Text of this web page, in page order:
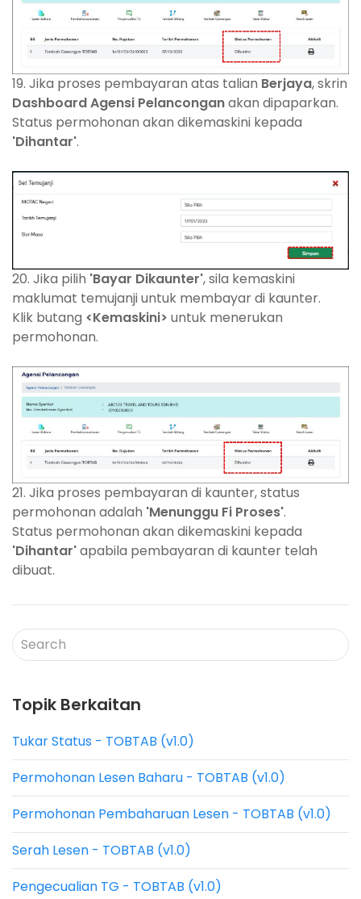
19. Jika proses pembayaran atas talian Berjaya, skrin
Dashboard Agensi Pelanconganakan dipaparkan.
Status permohonan akan dikemaskini kepada
'Dihantar'.
20. Jika pilih 'Bayar Dikaunter', sila kemaskini
maklumat temujanji untuk membayar di kaunter.
Klik butang <Kemaskini> untuk menerukan
permohonan.
21. Jika proses pembayaran di kaunter, status
permohonan adalah 'Menunggu Fi Proses'.
Status permohonan akan dikemaskini kepada
'Dihantar'apabila pembayaran di kaunter telah
dibuat.
Topik Berkaitan
Tukar Status - TOBTAB (v1.0)
Permohonan Lesen Baharu - TOBTAB (v1.0)
Permohonan Pembaharuan Lesen - TOBTAB (v1.0)
Serah Lesen - TOBTAB (v1.0)
Pengecualian TG - TOBTAB (v1.0)